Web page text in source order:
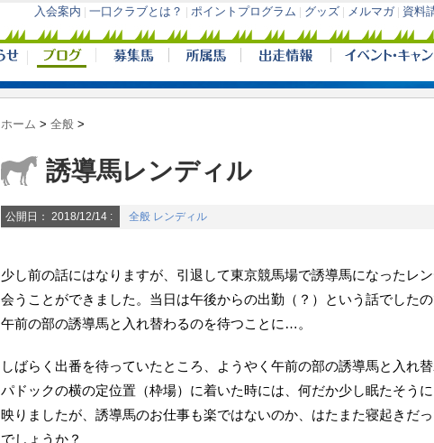
ホーム > 全般 >
誘導馬レンディル
公開日： 2018/12/14 : 全般 レンディル
少し前の話にはなりますが、引退して東京競馬場で誘導馬になったレ
会うことができました。当日は午後からの出勤（？）という話でした
午前の部の誘導馬と入れ替わるのを待つことに…。
しばらく出番を待っていたところ、ようやく午前の部の誘導馬と入れ
パドックの横の定位置（枠場）に着いた時には、何だか少し眠たそう
映りましたが、誘導馬のお仕事も楽ではないのか、はたまた寝起きだ
でしょうか？